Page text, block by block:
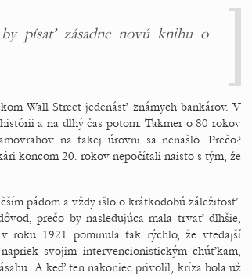
písať zásadne novú knihu o
Wall Street jedenásť známych bankárov. V
a na dlhý čas potom. Takmer o 80 rokov
na takej úrovni sa nenašlo. Prečo?
koncom 20. rokov nepočítali naisto s tým, že
pádom a vždy išlo o krátkodobú záležitosť.
prečo by nasledujúca mala trvať dlhšie,
roku 1921 pominula tak rýchlo, že vtedajší
svojim intervencionistickým chúťkam,
A keď ten nakoniec privolil, kríza bola už